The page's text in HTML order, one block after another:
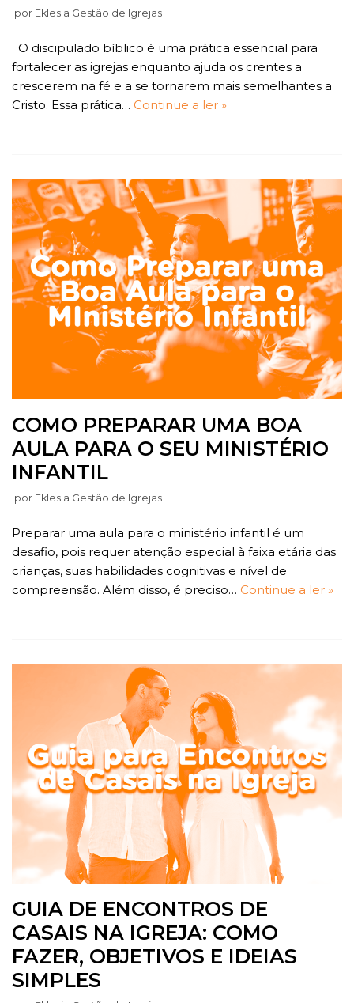
por Eklesia Gestão de Igrejas
O discipulado bíblico é uma prática essencial para
fortalecer as igrejas enquanto ajuda os crentes a
crescerem na fé e a se tornarem mais semelhantes a
Cristo. Essa prática… Continue a ler »
COMO PREPARAR UMA BOA
AULA PARA O SEU MINISTÉRIO
INFANTIL
por Eklesia Gestão de Igrejas
Preparar uma aula para o ministério infantil é um
desafio, pois requer atenção especial à faixa etária das
crianças, suas habilidades cognitivas e nível de
compreensão. Além disso, é preciso… Continue a ler »
GUIA DE ENCONTROS DE
CASAIS NA IGREJA: COMO
FAZER, OBJETIVOS E IDEIAS
SIMPLES